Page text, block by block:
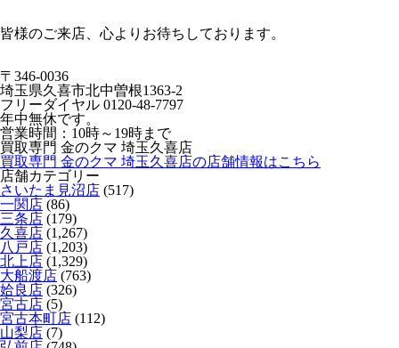
皆様のご来店、心よりお待ちしております。
〒346-0036
埼玉県久喜市北中曽根1363-2
フリーダイヤル 0120-48-7797
年中無休です。
営業時間：10時～19時まで
買取専門 金のクマ 埼玉久喜店
買取専門 金のクマ 埼玉久喜店の店舗情報はこちら
店舗カテゴリー
さいたま見沼店 (517)
一関店 (86)
三条店 (179)
久喜店 (1,267)
八戸店 (1,203)
北上店 (1,329)
大船渡店 (763)
姶良店 (326)
宮古店 (5)
宮古本町店 (112)
山梨店 (7)